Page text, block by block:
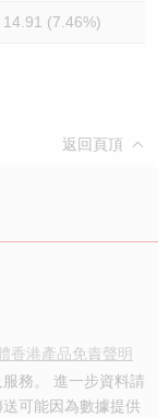
14.91 (7.46%)
返回頁頂
香港產品免責聲明
務。 進一步資料請
可能因為數據提供